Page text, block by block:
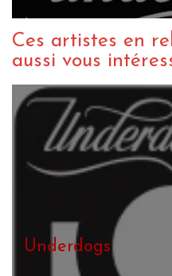
Ces artistes en
aussi vous
Underdogs